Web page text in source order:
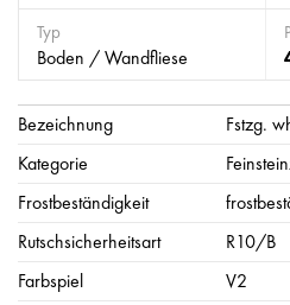
Typ
Boden / Wandfliese
Bezeichnung
Fstzg.
Kategorie
Frostbeständigkeit
Rutschsicherheitsart
R10/B
Farbspiel
V2